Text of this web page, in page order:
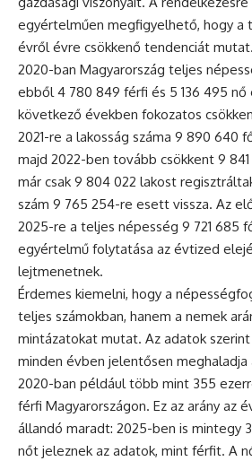
egyértelműen megfigyelhető, hogy a
évről évre csökkenő tendenciát mutat.
2020-ban Magyarország teljes
ebből 4 780 849 férfi és 5 136 495 nő
következő években fokozatos
2021-re a lakosság száma 9 890 640
majd 2022-ben tovább csökkent 9
már csak 9 804 022 lakost
szám 9 765 254-re esett vissza. Az
2025-re a teljes népesség 9 721 685
egyértelmű folytatása az évtized
lejtmenetnek.
Érdemes kiemelni, hogy a
teljes számokban, hanem a nemek
mintázatokat mutat. Az adatok szerint
minden évben jelentősen meghaladja
2020-ban például több mint 355
férfi Magyarországon. Ez az arány az
állandó maradt: 2025-ben is mintegy
nőt jeleznek az adatok, mint férfit. A